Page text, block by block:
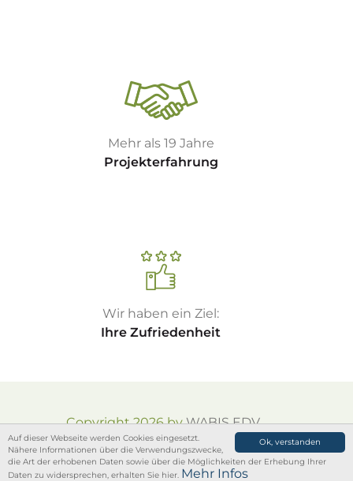
Ok, verstanden
Auf dieser Webseite werden Cookies eingesetzt.
Nähere Informationen über die Verwendungszwecke,
die Art der erhobenen Daten sowie über die Möglichkeiten der Erhebung Ihrer
Daten zu widersprechen, erhalten Sie hier. Mehr Infos
Mehr als 19 Jahre
Projekterfahrung
Wir haben ein Ziel:
Ihre Zufriedenheit
Copyright 2026 byWABIS EDV
Vertrieb und Service GmbH
Impressum•Datenschutz•AGB